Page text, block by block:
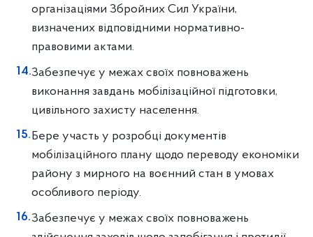
організаціями Збройних Сил України,
визначених відповідними нормативно-
правовими актами.
Забезпечує у межах своїх повноважень
виконання завдань мобілізаційної підготовки,
цивільного захисту населення.
Бере участь у розробці документів
мобілізаційного плану щодо переводу економіки
району з мирного на воєнний стан в умовах
особливого періоду.
Забезпечує у межах своїх повноважень